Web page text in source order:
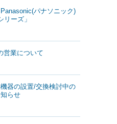
Panasonic(パナソニック)
ーズ」
営業について
機器の設置/交換検討中の
らせ